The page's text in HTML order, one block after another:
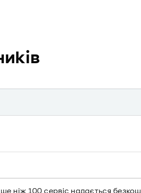
ніж 100 сервіс надається